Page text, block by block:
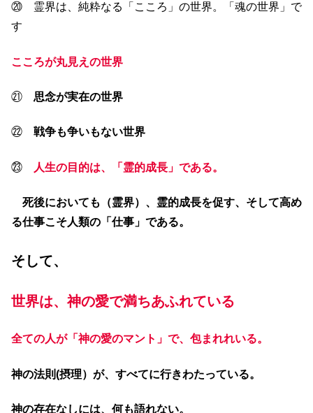
⑳ 霊界は、純粋なる「こころ」の世界。「魂の世界」で
す
こころが丸見えの世界
㉑ 思念が実在の世界
㉒ 戦争も争いもない世界
㉓ 人生の目的は、「霊的成長」である。
死後においても（霊界）、霊的成長を促す、そして高め
る仕事こそ人類の「仕事」である。
そして、
世界は、神の愛で満ちあふれている
全ての人が「神の愛のマント」で、包まれれいる。
神の法則(摂理）が、すべてに行きわたっている。
神の存在なしには、何も語れない。